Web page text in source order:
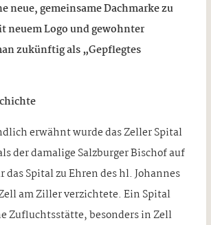
neue, gemeinsame Dachmarke zu
neuem Logo und gewohnter
zukünftig als „Gepflegtes
erwähnt wurde das Zeller Spital
der damalige Salzburger Bischof auf
das Spital zu Ehren des hl. Johannes
am Ziller verzichtete. Ein Spital
Zufluchtsstätte, besonders in Zell